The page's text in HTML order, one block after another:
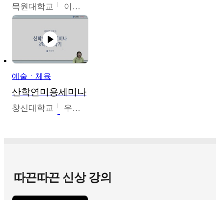
목원대학교 이건희
예술ㆍ체육
산학연미용세미나
창신대학교 우미옥,오윤경,박선이
따끈따끈 신상 강의